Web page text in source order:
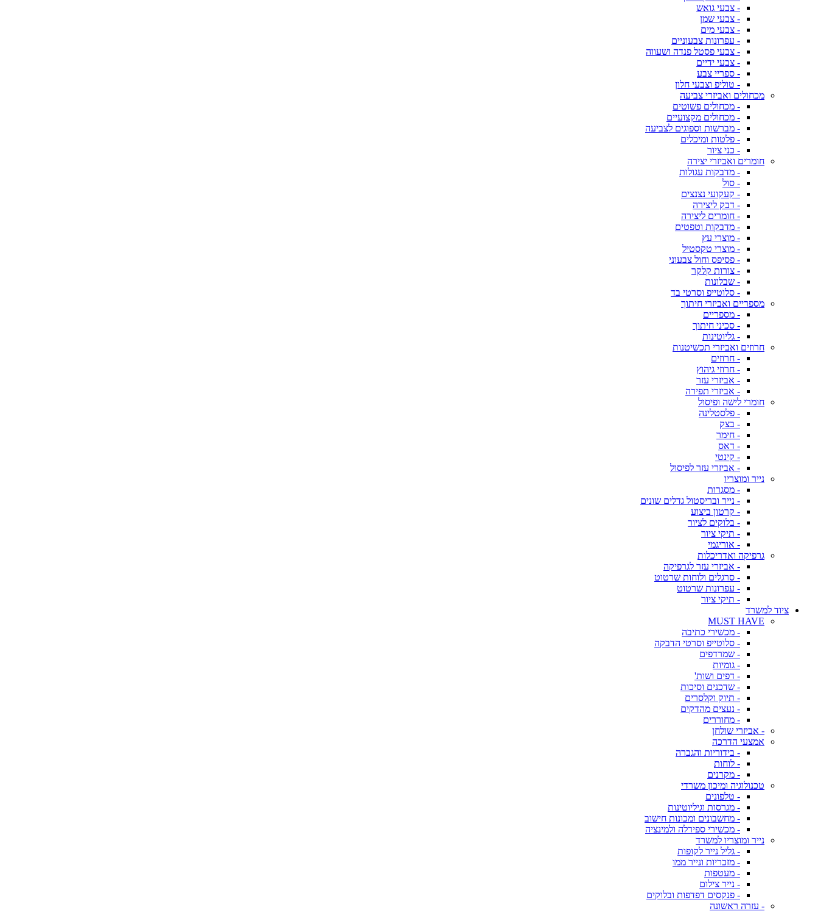
- צבעי גואש
- צבעי שמן
- צבעי מים
- עפרונות צבעוניים
- צבעי פסטל פנדה ושעווה
- צבעי ידיים
- ספריי צבע
- טוליפ וצבעי חלון
מכחולים ואביזרי צביעה
- מכחולים פשוטים
- מכחולים מקצועיים
- מברשות וספוגים לצביעה
- פלטות ומיכלים
- כני ציור
חומרים ואביזרי יצירה
- מדבקות עגולות
- סול
- קעקועי נצנצים
- דבק ליצירה
- חומרים ליצירה
- מדבקות וטפטים
- מוצרי עץ
- מוצרי טקסטיל
- פסיפס וחול צבעוני
- צורות קלקר
- שבלונות
- סלוטייפ וסרטי בד
מספריים ואביזרי חיתוך
- מספריים
- סכיני חיתוך
- גליוטינות
חרוזים ואביזרי תכשיטנות
- חרוזים
- חרוזי גיהוץ
- אביזרי עזר
- אביזרי תפירה
חומרי לישה ופיסול
- פלסטלינה
- בצק
- חימר
- דאס
- קינטי
- אביזרי עזר לפיסול
נייר ומוצריו
- מסגרות
- נייר ובריסטול גדלים שונים
- קרטון ביצוע
- בלוקים לציור
- תיקי ציור
- אוריגמי
גרפיקה ואדריכלות
- אביזרי עזר לגרפיקה
- סרגלים ולוחות שרטוט
- עפרונות שרטוט
- תיקי ציור
ציוד למשרד
MUST HAVE
- מכשירי כתיבה
- סלוטייפ וסרטי הדבקה
- שמרדפים
- גומיות
- דפים ושות'
- שדכנים וסיכות
- תיוק וקלסרים
- נעצים מהדקים
- מחוררים
- אביזרי שולחן
אמצעי הדרכה
- בידוריות והגברה
- לוחות
- מקרנים
טכנולוגיה ומיכון משרדי
- טלפונים
- מגרסות וגיליוטינות
- מחשבונים ומכונות חישוב
- מכשירי ספירלה ולמינציה
נייר ומוצריו למשרד
- גליל נייר לקופות
- מזכריות ונייר ממו
- מעטפות
- נייר צילום
- פנקסים דפדפות ובלוקים
- עזרה ראשונה